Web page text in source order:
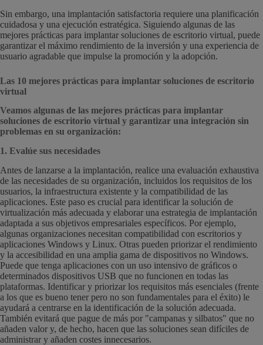
Sin embargo, una implantación satisfactoria requiere una planificación
cuidadosa y una ejecución estratégica. Siguiendo algunas de las
mejores prácticas para implantar soluciones de escritorio virtual, puede
garantizar el máximo rendimiento de la inversión y una experiencia de
usuario agradable que impulse la promoción y la adopción.
Las 10 mejores prácticas para implantar soluciones de escritorio
virtual
Veamos algunas de las mejores prácticas para implantar
soluciones de escritorio virtual y garantizar una integración sin
problemas en su organización:
1. Evalúe sus necesidades
Antes de lanzarse a la implantación, realice una evaluación exhaustiva
de las necesidades de su organización, incluidos los requisitos de los
usuarios, la infraestructura existente y la compatibilidad de las
aplicaciones. Este paso es crucial para identificar la solución de
virtualización más adecuada y elaborar una estrategia de implantación
adaptada a sus objetivos empresariales específicos. Por ejemplo,
algunas organizaciones necesitan compatibilidad con escritorios y
aplicaciones Windows y Linux. Otras pueden priorizar el rendimiento
y la accesibilidad en una amplia gama de dispositivos no Windows.
Puede que tenga aplicaciones con un uso intensivo de gráficos o
determinados dispositivos USB que no funcionen en todas las
plataformas. Identificar y priorizar los requisitos más esenciales (frente
a los que es bueno tener pero no son fundamentales para el éxito) le
ayudará a centrarse en la identificación de la solución adecuada.
También evitará que pague de más por "campanas y silbatos" que no
añaden valor y, de hecho, hacen que las soluciones sean difíciles de
administrar y añaden costes innecesarios.